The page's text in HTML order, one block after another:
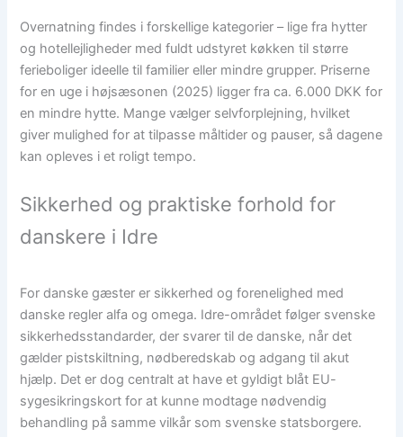
Overnatning findes i forskellige kategorier – lige fra hytter
og hotellejligheder med fuldt udstyret køkken til større
ferieboliger ideelle til familier eller mindre grupper. Priserne
for en uge i højsæsonen (2025) ligger fra ca. 6.000 DKK for
en mindre hytte. Mange vælger selvforplejning, hvilket
giver mulighed for at tilpasse måltider og pauser, så dagene
kan opleves i et roligt tempo.
Sikkerhed og praktiske forhold for
danskere i Idre
For danske gæster er sikkerhed og forenelighed med
danske regler alfa og omega. Idre-området følger svenske
sikkerhedsstandarder, der svarer til de danske, når det
gælder pistskiltning, nødberedskab og adgang til akut
hjælp. Det er dog centralt at have et gyldigt blåt EU-
sygesikringskort for at kunne modtage nødvendig
behandling på samme vilkår som svenske statsborgere.